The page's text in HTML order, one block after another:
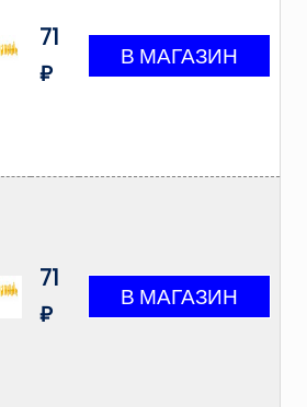
71
₽
71
₽